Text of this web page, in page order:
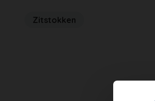
Zitstokken